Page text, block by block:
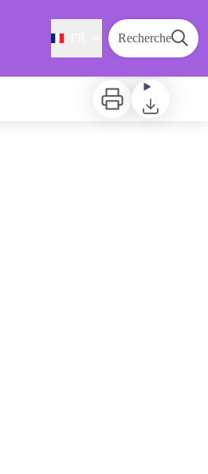
Recherche
Imprimer Télécharger